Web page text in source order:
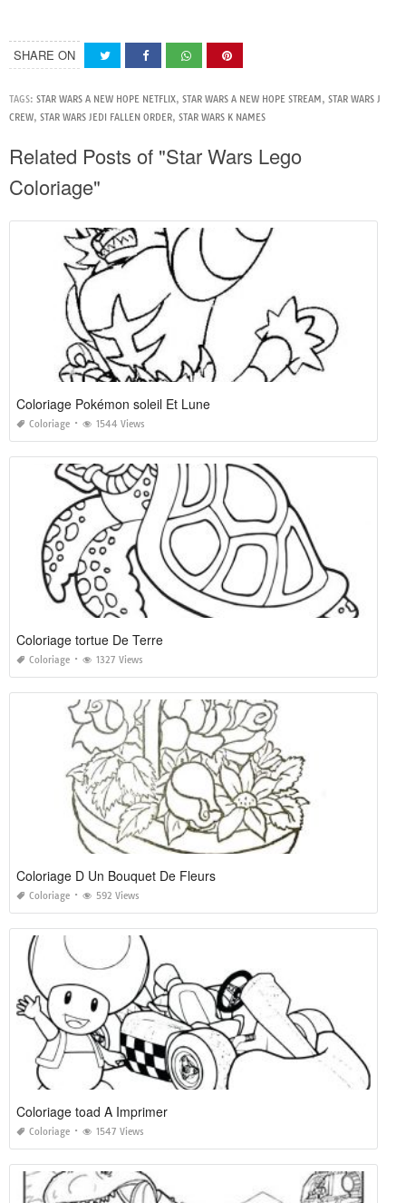
SHARE ON
TAGS: STAR WARS A NEW HOPE NETFLIX, STAR WARS A NEW HOPE STREAM, STAR WARS J
CREW, STAR WARS JEDI FALLEN ORDER, STAR WARS K NAMES
Related Posts of "Star Wars Lego
Coloriage"
Coloriage Pokémon soleil Et Lune
Coloriage 1544 Views
Coloriage tortue De Terre
Coloriage 1327 Views
Coloriage D Un Bouquet De Fleurs
Coloriage 592 Views
Coloriage toad A Imprimer
Coloriage 1547 Views